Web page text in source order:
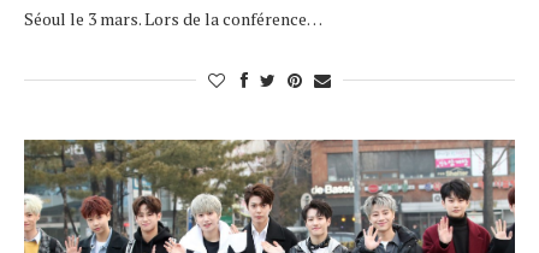
Séoul le 3 mars. Lors de la conférence…